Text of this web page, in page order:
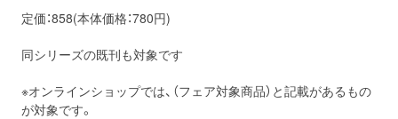
定価：858(本体価格：780円)
同シリーズの既刊も対象です
※オンラインショップでは、（フェア対象商品）と記載があるもの
が対象です。